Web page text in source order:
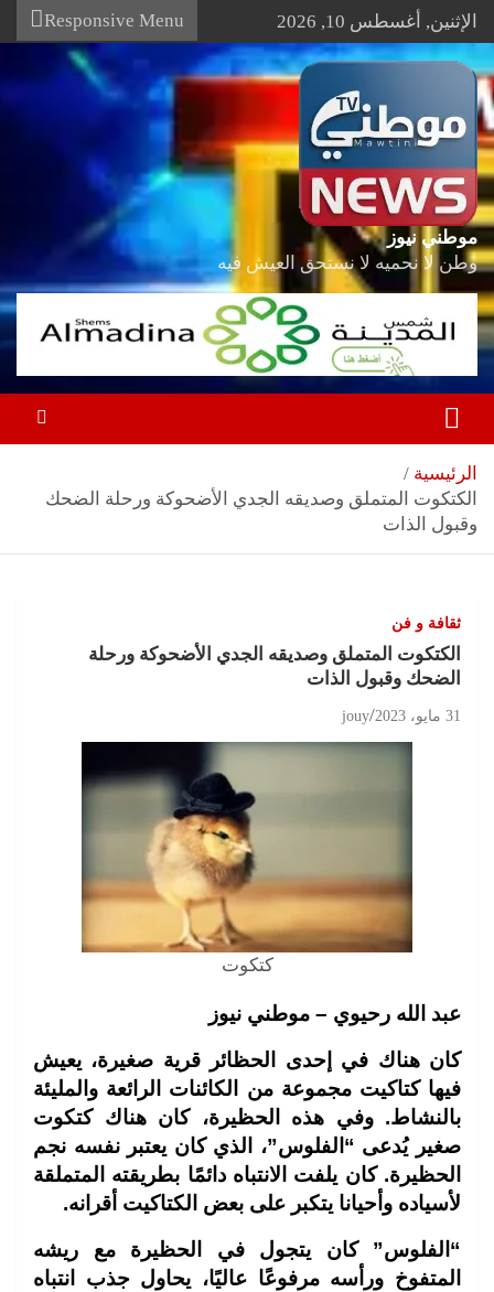
Skip
content
الإثنين, أغسطس 10, 2026 Responsive Menu
موطني نيوز
وطن لا نحميه لا نستحق العيش فيه
الرئيسية
الكتكوت المتملق وصديقه الجدي الأضحوكة ورحلة الضحك
وقبول الذات
ثقافة و فن
الكتكوت المتملق وصديقه الجدي الأضحوكة ورحلة
الضحك وقبول الذات
31 مايو، 2023 jouy
كتكوت
عبد الله رحيوي – موطني نيوز
كان هناك في إحدى الحظائر قرية صغيرة، يعيش
فيها كتاكيت مجموعة من الكائنات الرائعة والمليئة
بالنشاط. وفي هذه الحظيرة، كان هناك كتكوت
صغير يُدعى “الفلوس”، الذي كان يعتبر نفسه نجم
الحظيرة. كان يلفت الانتباه دائمًا بطريقته المتملقة
لأسياده وأحيانا يتكبر على بعض الكتاكيت أقرانه.
“الفلوس” كان يتجول في الحظيرة مع ريشه
المتفوخ ورأسه مرفوعًا عاليًا، يحاول جذب انتباه